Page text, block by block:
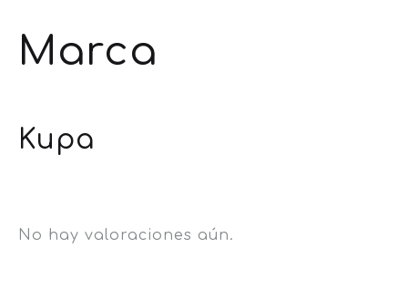
Marca
Kupa
No hay valoraciones aún.